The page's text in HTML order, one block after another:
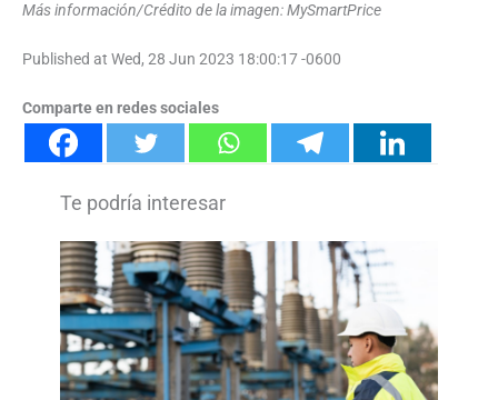
Más información/Crédito de la imagen: MySmartPrice
Published at Wed, 28 Jun 2023 18:00:17 -0600
Comparte en redes sociales